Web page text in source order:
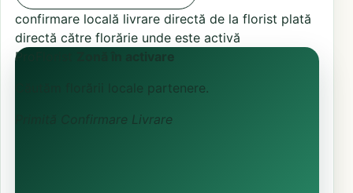
confirmare locală livrare directă de la florist plată
directă către florărie unde este activă
ProFlorist
Zonă în activare
Căutăm florării locale partenere.
Confirmare Livrare